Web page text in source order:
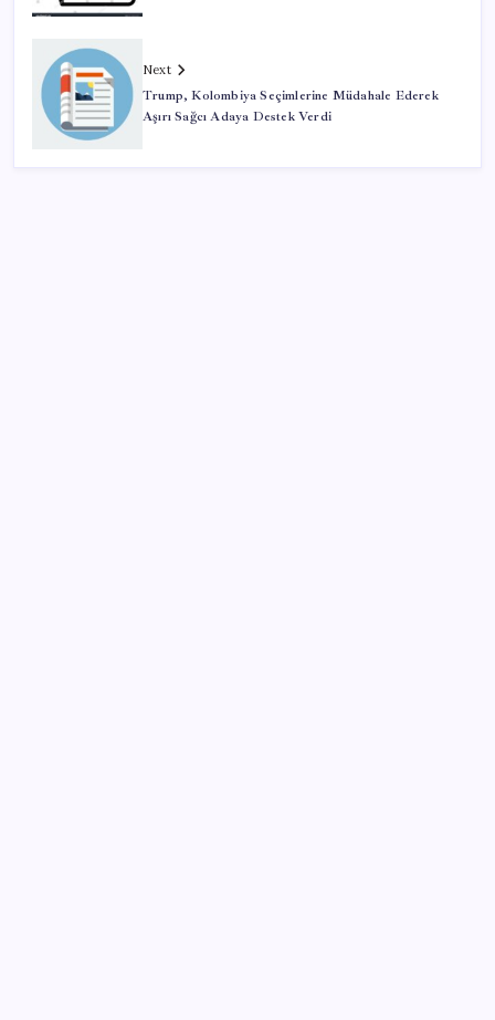
Next
Trump, Kolombiya Seçimlerine Müdahale Ederek
Aşırı Sağcı Adaya Destek Verdi